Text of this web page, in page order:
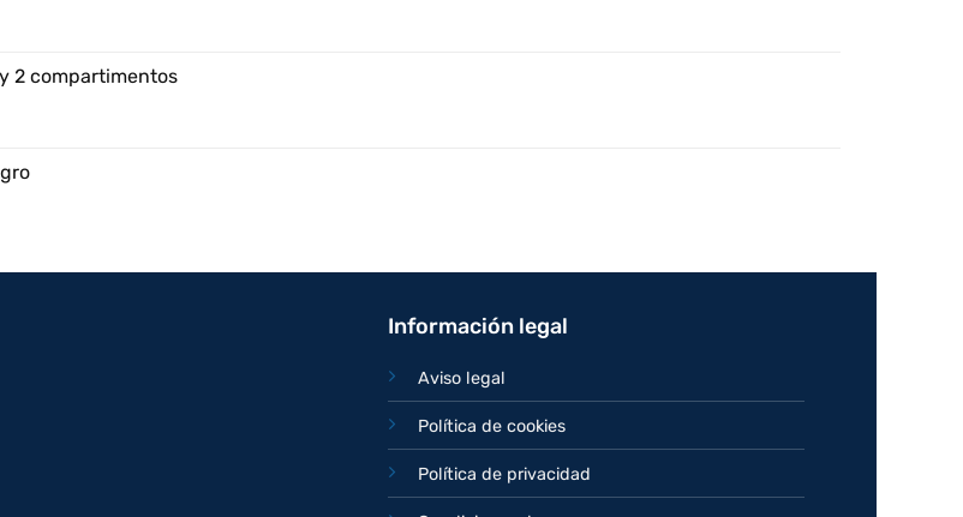
2 compartimentos
Información legal
Aviso legal
Política de cookies
Política de privacidad